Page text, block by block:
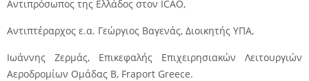
Αντιπρόσωπος της Ελλάδος στον ICAO,
Αντιπτέραρχος ε.α. Γεώργιος Βαγενάς, Διοικητής ΥΠΑ,
Ιωάννης Ζερμάς, Επικεφαλής Επιχειρησιακών Λειτουργιών
Αεροδρομίων Ομάδας Β, Fraport Greece.